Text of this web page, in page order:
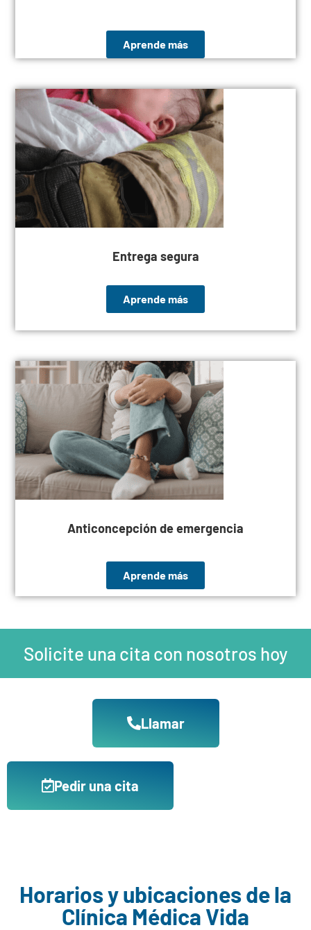
Aprende más
Entrega segura
Aprende más
Anticoncepción de emergencia
Aprende más
Solicite una cita con nosotros hoy
Llamar
Pedir una cita
Horarios y ubicaciones de la
Clínica Médica Vida